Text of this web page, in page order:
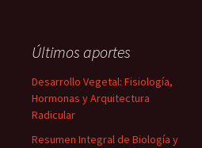
Últimos aportes
Desarrollo Vegetal: Fisiología,
Hormonas y Arquitectura
Radicular
Resumen Integral de Biología y